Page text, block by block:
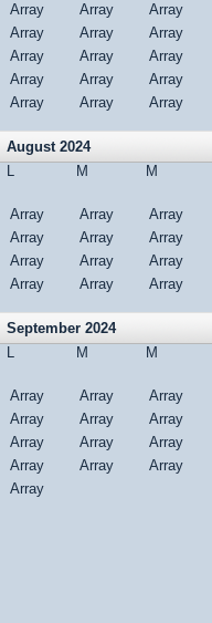
Array
Array Array
Array
Array Array
Array
Array Array
Array
Array Array
Array
Array Array
August 2024
L
M M
Array
Array Array
Array
Array Array
Array
Array Array
Array
Array Array
September 2024
L
M M
Array
Array Array
Array
Array Array
Array
Array Array
Array
Array Array
Array